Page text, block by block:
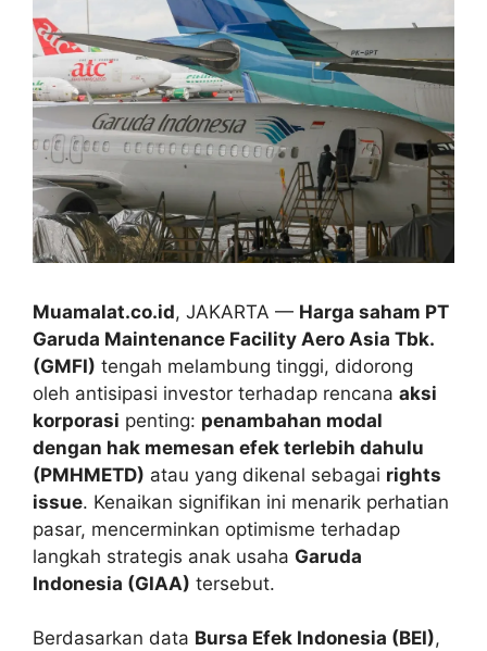
Muamalat.co.id, JAKARTA — Harga saham PT
Garuda Maintenance Facility Aero Asia Tbk.
(GMFI) tengah melambung tinggi, didorong
oleh antisipasi investor terhadap rencana aksi
korporasi penting: penambahan modal
dengan hak memesan efek terlebih dahulu
(PMHMETD) atau yang dikenal sebagai rights
issue. Kenaikan signifikan ini menarik perhatian
pasar, mencerminkan optimisme terhadap
langkah strategis anak usaha Garuda
Indonesia (GIAA) tersebut.
Berdasarkan data Bursa Efek Indonesia (BEI),